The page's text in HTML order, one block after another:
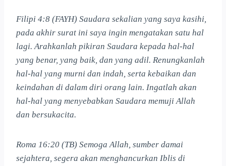
Filipi 4:8 (FAYH) Saudara sekalian yang saya kasihi,
pada akhir surat ini saya ingin mengatakan satu hal
lagi. Arahkanlah pikiran Saudara kepada hal-hal
yang benar, yang baik, dan yang adil. Renungkanlah
hal-hal yang murni dan indah, serta kebaikan dan
keindahan di dalam diri orang lain. Ingatlah akan
hal-hal yang menyebabkan Saudara memuji Allah
dan bersukacita.
Roma 16:20 (TB) Semoga Allah, sumber damai
sejahtera, segera akan menghancurkan Iblis di